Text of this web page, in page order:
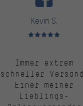
Kevin S.
Bewertungen: 5 von 5
Immer extrem
schneller
Einer meiner
Lieblings-